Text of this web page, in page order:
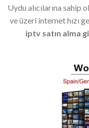
Uydu alıcılarına sahip
ve üzeri internet hızı
iptv satın alma